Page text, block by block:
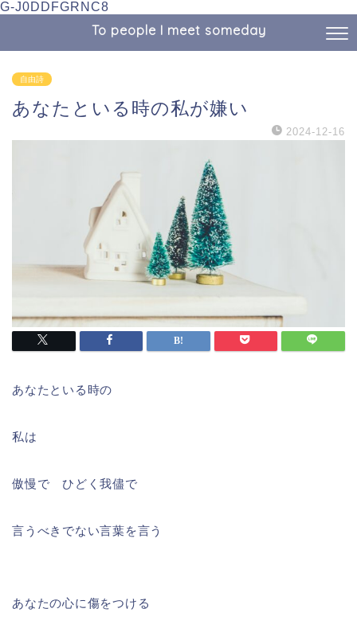
G-J0DDFGRNC8
To people I meet someday
自由詩
あなたといる時の私が嫌い
2024-12-16
あなたといる時の
私は
傲慢で ひどく我儘で
言うべきでない言葉を言う
あなたの心に傷をつける